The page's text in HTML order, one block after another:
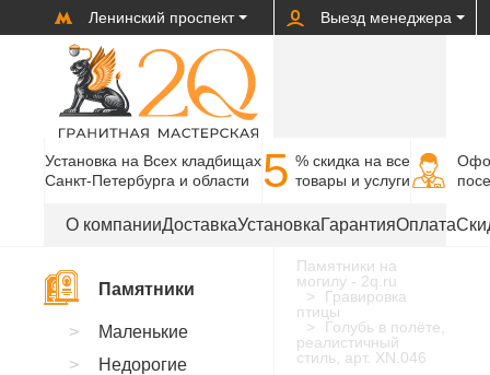
Ленинский проспект Выезд менеджера
Установка на Всех кладбищах
Санкт-Петербурга и области
5 % cкидка на все
товары и услуги
О компанииДоставкаУстановкаГарантияОплата
Памятники на
могилу - 2q.ru
Гравировка
птицы
Голубь в полёте,
реалистичный
стиль, арт. XN.046
Памятники
Маленькие
Недорогие